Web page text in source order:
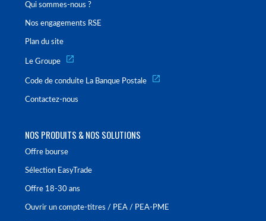
Qui sommes-nous ?
Nos engagements RSE
Plan du site
Le Groupe
Code de conduite La Banque Postale
Contactez-nous
NOS PRODUITS & NOS SOLUTIONS
Offre bourse
Sélection EasyTrade
Offre 18-30 ans
Ouvrir un compte-titres / PEA / PEA-PME